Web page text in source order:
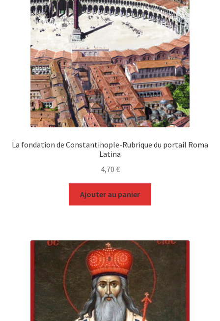
La fondation de Constantinople-Rubrique du portail Roma
Latina
4,70 €
Ajouter au panier